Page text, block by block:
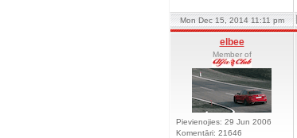
Mon Dec 15, 2014 11:11 pm
elbee
Member of
Pievienojies: 29 Jun 2006
Komentāri: 21646